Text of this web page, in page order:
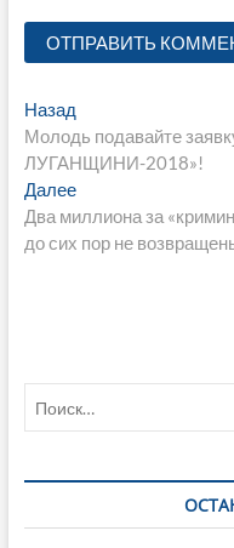
Навигация
по
записям
НазадПредыдущая
запись:
Молодь подавайте
ЛУГАНЩИНИ-2018»!
ДалееСледующая
запись:
Два миллиона за
до сих пор не